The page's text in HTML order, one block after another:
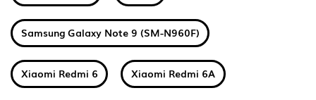
Samsung Galaxy Note 9 (SM-N960F)
Xiaomi Redmi 6 Xiaomi Redmi 6A